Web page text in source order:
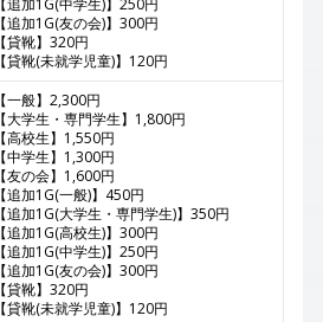
【追加1G(中学生)】250円
【追加1G(友の会)】300円
【貸靴】320円
【貸靴(未就学児童)】120円
【一般】2,300円
【大学生・専門学生】1,800円
【高校生】1,550円
【中学生】1,300円
【友の会】1,600円
【追加1G(一般)】450円
【追加1G(大学生・専門学生)】350円
【追加1G(高校生)】300円
【追加1G(中学生)】250円
【追加1G(友の会)】300円
【貸靴】320円
【貸靴(未就学児童)】120円